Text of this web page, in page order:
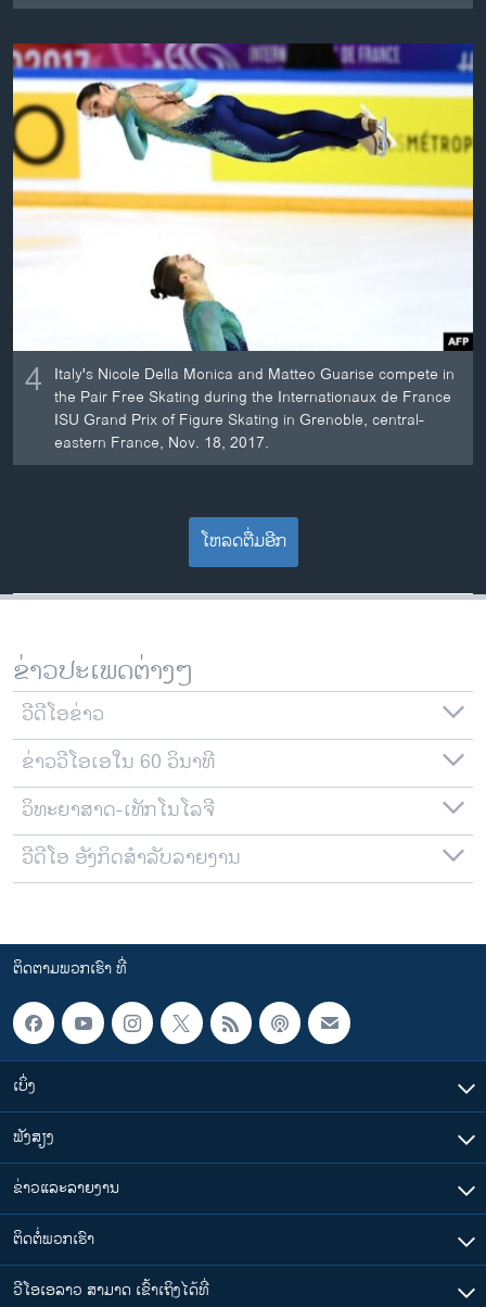
4 Italy's Nicole Della Monica and Matteo Guarise compete in
the Pair Free Skating during the Internationaux de France
ISU Grand Prix of Figure Skating in Grenoble, central-
eastern France, Nov. 18, 2017.
ໂຫລດຕື່ມອີກ
ຂ່າວປະເພດຕ່າງໆ
ວີດີໂອຂ່າວ
ຂ່າວວີໂອເອໃນ 60 ວິນາທີ
ວິທະຍາສາດ-ເທັກໂນໂລຈີ
ວີດີໂອ ອັງກິດສຳລັບລາຍງານ
ຕິດຕາມພວກເຮົາ ທີ່
ເບິ່ງ
ຟັງສຽງ
ຂ່າວແລະລາຍງານ
ຕິດຕໍ່ພວກເຮົາ
ວີໂອເອລາວ ສາມາດ ເຂົ້າເຖິງໄດ້ທີ່